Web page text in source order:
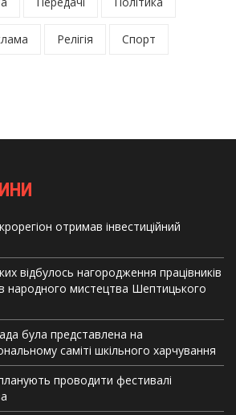
Релігія Спорт
отримав інвеcтиційний
відбулось нагородження працівників
народного мистецтва Шептицького
була представлена на
саміті шкільного харчування
проводити фестивалі